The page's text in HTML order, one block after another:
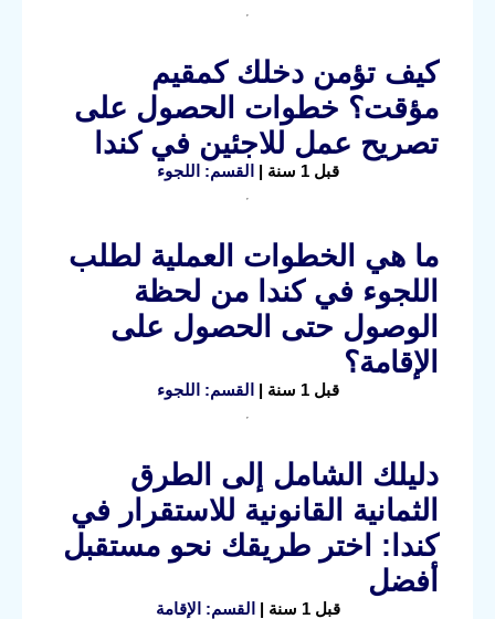
كيف تؤمن دخلك كمقيم
مؤقت؟ خطوات الحصول على
تصريح عمل للاجئين في كندا
قبل 1 سنة | القسم: اللجوء
ما هي الخطوات العملية لطلب
اللجوء في كندا من لحظة
الوصول حتى الحصول على
الإقامة؟
قبل 1 سنة | القسم: اللجوء
دليلك الشامل إلى الطرق
الثمانية القانونية للاستقرار في
كندا: اختر طريقك نحو مستقبل
أفضل
قبل 1 سنة | القسم: الإقامة